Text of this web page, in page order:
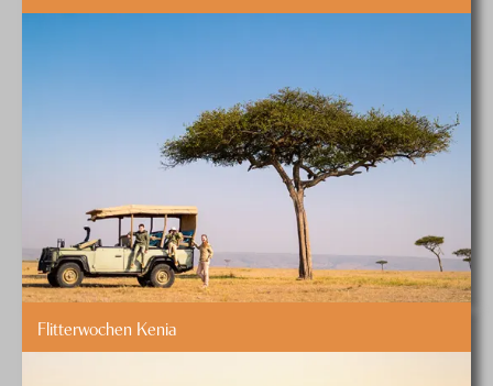
Flitterwochen Kenia